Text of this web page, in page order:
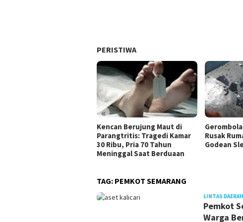
PERISTIWA
«
Kencan Berujung Maut di
Parangtritis: Tragedi Kamar
30 Ribu, Pria 70 Tahun
Meninggal Saat Berduaan
Rusak
Godean
TAG: PEMKOT SEMARANG
LINTAS DAERAH
Pemkot
Warga